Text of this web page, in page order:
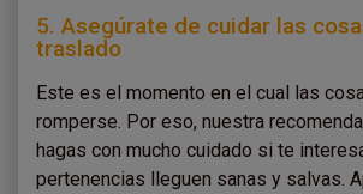
5. Asegúrate de cuidar las
traslado
Este es el momento en el cual las
romperse. Por eso, nuestra
hagas con mucho cuidado si te
pertenencias lleguen sanas y salvas.